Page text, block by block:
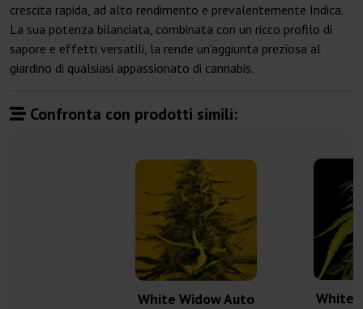
crescita rapida, ad alto rendimento e prevalentemente Indica.
La sua potenza bilanciata, combinata con un ricco profilo di
sapore e effetti versatili, la rende un'aggiunta preziosa al
giardino di qualsiasi appassionato di cannabis.
Confronta con prodotti simili:
White Widow Auto White